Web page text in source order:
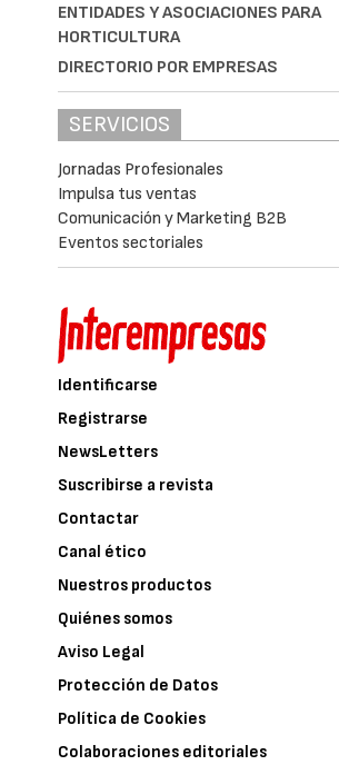
ENTIDADES Y ASOCIACIONES PARA
HORTICULTURA
DIRECTORIO POR EMPRESAS
SERVICIOS
Jornadas Profesionales
Impulsa tus ventas
Comunicación y Marketing B2B
Eventos sectoriales
Identificarse
Registrarse
NewsLetters
Suscribirse a revista
Contactar
Canal ético
Nuestros productos
Quiénes somos
Aviso Legal
Protección de Datos
Política de Cookies
Colaboraciones editoriales